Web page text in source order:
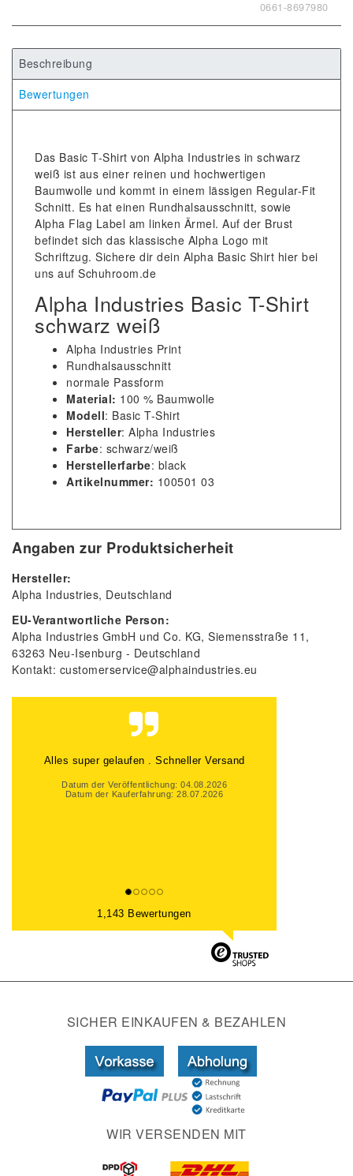
0661-8697980
Beschreibung
Bewertungen
Das Basic T-Shirt von Alpha Industries in schwarz
weiß ist aus einer reinen und hochwertigen
Baumwolle und kommt in einem lässigen Regular-Fit
Schnitt. Es hat einen Rundhalsausschnitt, sowie
Alpha Flag Label am linken Ärmel. Auf der Brust
befindet sich das klassische Alpha Logo mit
Schriftzug. Sichere dir dein Alpha Basic Shirt hier bei
uns auf Schuhroom.de
Alpha Industries Basic T-Shirt
schwarz weiß
Alpha Industries Print
Rundhalsausschnitt
normale Passform
Material: 100 % Baumwolle
Modell: Basic T-Shirt
Hersteller: Alpha Industries
Farbe: schwarz/weiß
Herstellerfarbe: black
Artikelnummer: 100501 03
Angaben zur Produktsicherheit
Hersteller:
Alpha Industries Deutschland
EU-Verantwortliche Person:
Alpha Industries GmbH und Co. KG Siemensstraße 11
63263 Neu-Isenburg
Deutschland
Kontakt: customerservice@alphaindustries.eu
Alles super gelaufen . Schneller Versand
Datum der Veröffentlichung: 04.08.2026
Datum der Kauferfahrung: 28.07.2026
1,143 Bewertungen
SICHER EINKAUFEN & BEZAHLEN
WIR VERSENDEN MIT